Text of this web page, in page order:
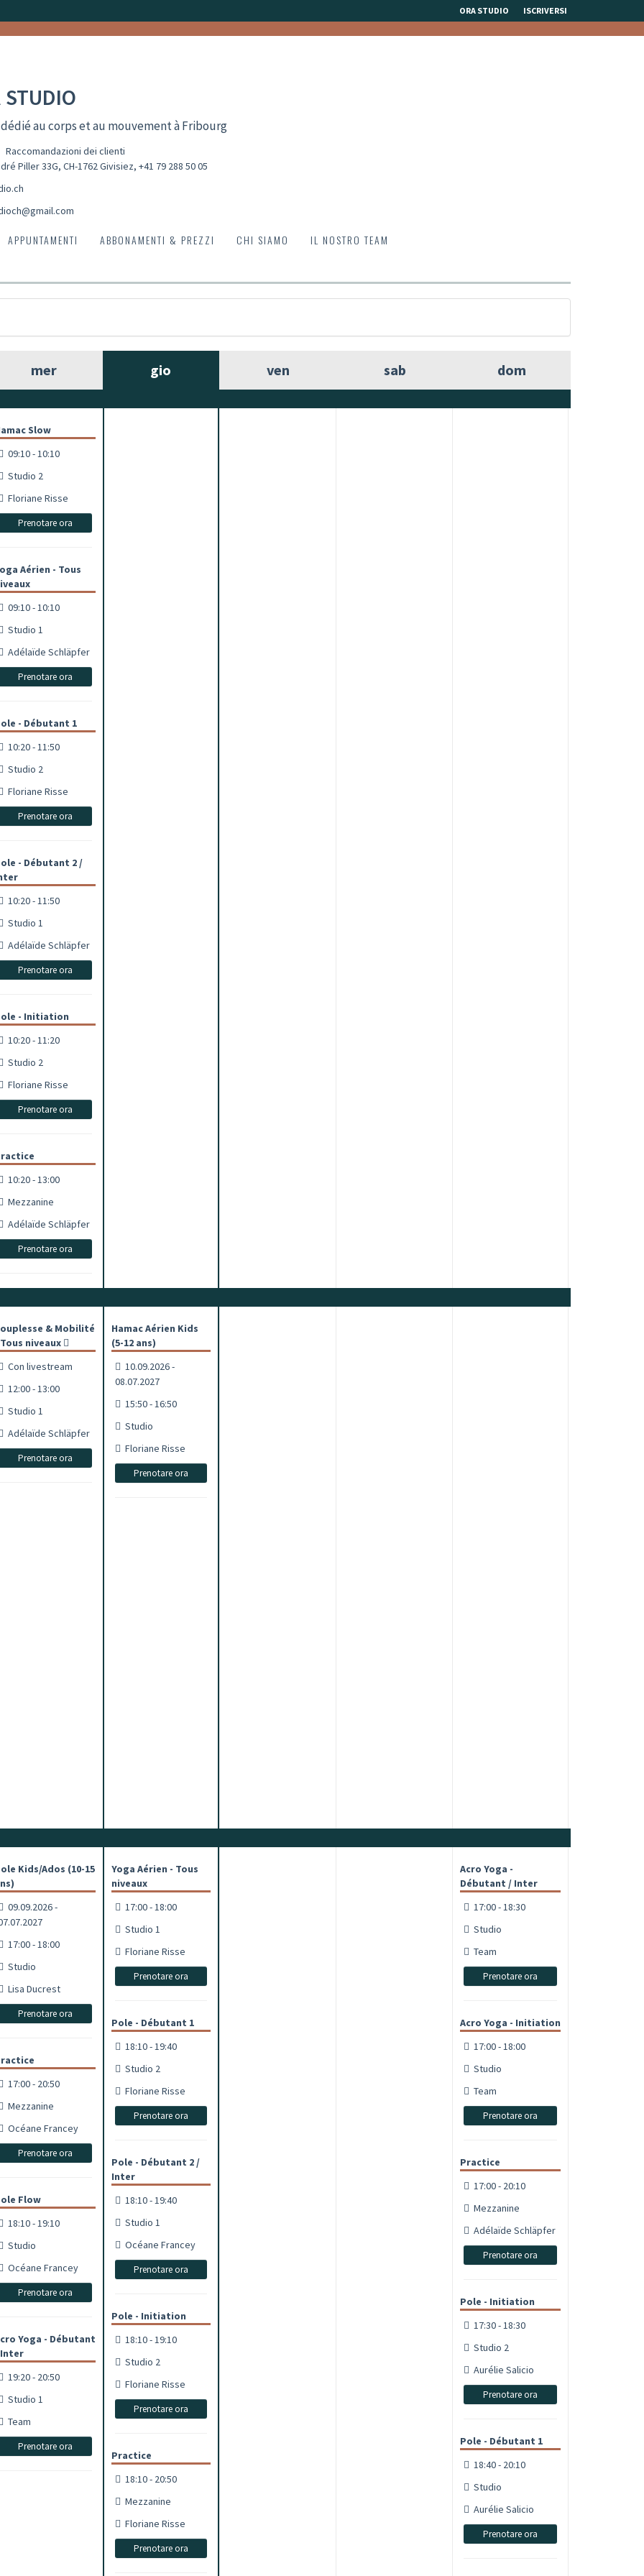
ORA STUDIO ISCRIVERSI
STUDIO
au corps et au mouvement à Fribourg
Raccomandazioni dei clienti
Piller 33G, CH-1762 Givisiez, +41 79 288 50 05
APPUNTAMENTI ABBONAMENTI & PREZZI CHI SIAMO IL NOSTRO TEAM
mer gio ven sab dom
Slow
09:10 - 10:10
Studio 2
Floriane Risse
Prenotare ora
Aérien - Tous
09:10 - 10:10
Studio 1
Adélaïde Schläpfer
Prenotare ora
- Débutant 1
10:20 - 11:50
Studio 2
Floriane Risse
Prenotare ora
- Débutant 2 /
10:20 - 11:50
Studio 1
Adélaïde Schläpfer
Prenotare ora
- Initiation
10:20 - 11:20
Studio 2
Floriane Risse
Prenotare ora
10:20 - 13:00
Mezzanine
Adélaïde Schläpfer
Prenotare ora
& Mobilité
niveaux
Con livestream
12:00 - 13:00
Studio 1
Adélaïde Schläpfer
Prenotare ora
Hamac Aérien Kids
(5-12 ans)
10.09.2026 -
08.07.2027
15:50 - 16:50
Studio
Floriane Risse
Prenotare ora
Kids/Ados (10-15
09.09.2026 -
17:00 - 18:00
Studio
Lisa Ducrest
Prenotare ora
17:00 - 20:50
Mezzanine
Océane Francey
Prenotare ora
Flow
18:10 - 19:10
Studio
Océane Francey
Prenotare ora
Yoga - Débutant
19:20 - 20:50
Studio 1
Team
Prenotare ora
Yoga Aérien - Tous
niveaux
17:00 - 18:00
Studio 1
Floriane Risse
Prenotare ora
Pole - Débutant 1
18:10 - 19:40
Studio 2
Floriane Risse
Prenotare ora
Pole - Débutant 2 /
Inter
18:10 - 19:40
Studio 1
Océane Francey
Prenotare ora
Pole - Initiation
18:10 - 19:10
Studio 2
Floriane Risse
Prenotare ora
Practice
18:10 - 20:50
Mezzanine
Floriane Risse
Prenotare ora
Acro Yoga -
Débutant / Inter
17:00 - 18:30
Studio
Team
Prenotare ora
Acro Yoga - Initiation
17:00 - 18:00
Studio
Team
Prenotare ora
Practice
17:00 - 20:10
Mezzanine
Adélaïde Schläpfer
Prenotare ora
Pole - Initiation
17:30 - 18:30
Studio 2
Aurélie Salicio
Prenotare ora
Pole - Débutant 1
18:40 - 20:10
Studio
Aurélie Salicio
Prenotare ora